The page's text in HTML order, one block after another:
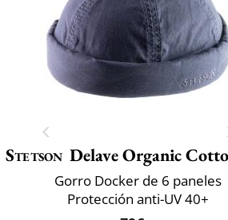
Stetson Delave Organic Cotton
Gorro Docker de 6 paneles
Protección anti-UV 40+